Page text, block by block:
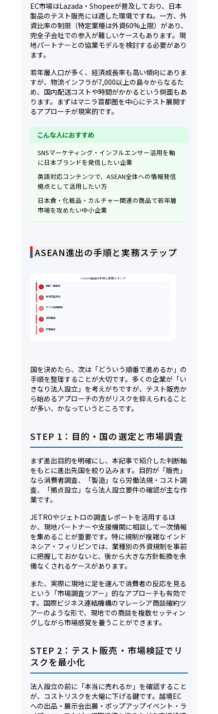
EC市場はLazada・Shopeeが普及しており、日本
製品のテスト販売には適した環境ですね。一方、外
資比率の制限（特定業種は外資60%上限）があり、
完全子会社での参入が難しいケースもあります。現
地パートナーとの協業モデルを検討する必要があり
ます。
若年層人口が多く、経済成長率も高い傾向にありま
すが、物流インフラが7,000以上の島々からなるた
め、国内配送コストや時間がかかるという側面もあ
ります。まずはマニラ首都圏を中心にテスト展開す
るアプローチが現実的です。
こんな人におすすめ
SNSマーケティング・インフルエンサー活用を軸
に日本ブランドを発信したい企業
英語対応コンテンツで、ASEAN全体への情報発信
拠点として活用したい方
日本食・化粧品・カルチャー関連の商品で若年層
市場を攻めたい中小企業
ASEAN進出の手順と実務ステップ
ASEAN進出の手順と実務ステップ
1 目的・国選定
2 市場調査実施
3 テスト販売開始
4 体制構築
5 本格進出
国を決めたら、次は「どういう順番で進めるか」の
手順を整理することが大切です。多くの企業が「い
きなり法人設立」を考えがちですが、テスト販売か
ら始めるアプローチの方がリスクを抑えられること
が多い、かなっていうところです。
STEP 1：目的・国の選定と市場調査
まず進出目的を明確にし、本記事で紹介した判断軸
をもとに進出先国を絞り込みます。目的が「販売」
なら消費者調査、「製造」なら労働法規・コスト調
査、「拠点設立」なら法人設立要件の確認が主な作
業です。
JETROやジェトロの調査レポートを活用するほ
か、現地パートナーや支援機関に相談して一次情報
を集めることが重要です。特に規制が複雑なインド
ネシア・フィリピンでは、業種別の外資規制を事前
に把握しておかないと、後から大きな方針転換を余
儀なくされるケースがあります。
また、実際に現地に足を運んで消費者の反応を見る
という「市場調査ツアー」的なアプローチも有効で
す。国際ビジネス連結機構のマレーシア商談確約ツ
アーのような形で、現地での商談を複数セッティン
グしながら市場感覚を養うことができます。
STEP 2：テスト販売・市場検証でリ
スクを最小化
法人設立の前に「本当に売れるか」を確認すること
が、コストリスクを大幅に下げる鍵です。越境EC
への出品・展示会出展・ポップアップイベント・ラ